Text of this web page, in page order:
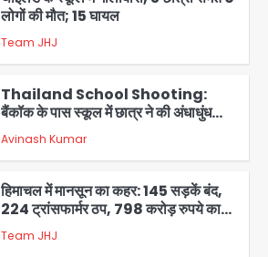
लोगों की मौत; 15 घायल
Team JHJ
Thailand School Shooting:
बैंकॉक के पास स्कूल में छात्र ने की अंधाधुंध
फायरिंग, हमलावर सहित सात की मौत, 15
घायल
Avinash Kumar
हिमाचल में मानसून का कहर: 145 सड़कें बंद,
224 ट्रांसफार्मर ठप, 798 करोड़ रुपये का
नुकसान
Team JHJ